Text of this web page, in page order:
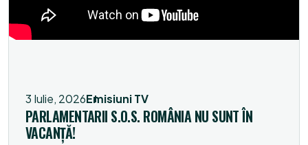
3 Iulie, 2026Emisiuni TV
PARLAMENTARII S.O.S. ROMÂNIA NU SUNT ÎN
VACANȚĂ!